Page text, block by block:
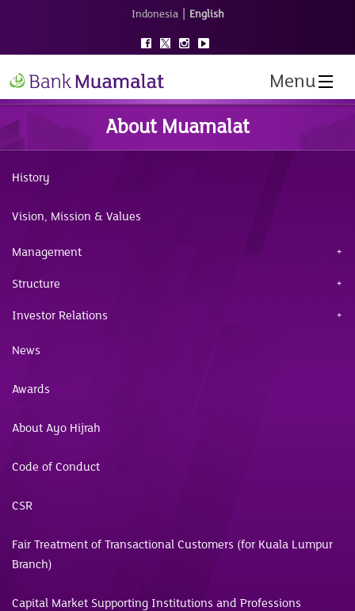
Indonesia | English
Menu
About Muamalat
History
Vision, Mission & Values
Management
Structure
Investor Relations
News
Awards
About Ayo Hijrah
Code of Conduct
CSR
Fair Treatment of Transactional Customers (for Kuala Lumpur
Branch)
Capital Market Supporting Institutions and Professions